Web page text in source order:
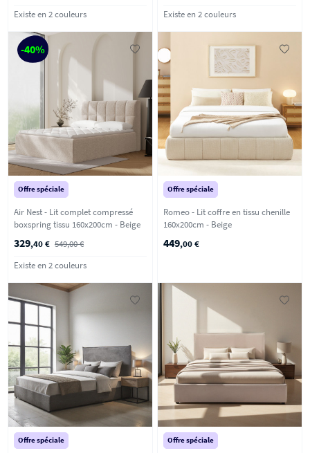
Existe en 2 couleurs
Existe en 2 couleurs
-40%
Offre spéciale
Air Nest - Lit complet compressé
boxspring tissu 160x200cm - Beige
329,40 € 549,00 €
Existe en 2 couleurs
Offre spéciale
Romeo - Lit coffre en tissu chenille
160x200cm - Beige
449,00 €
Offre spéciale Offre spéciale